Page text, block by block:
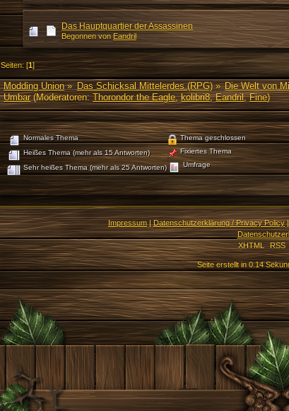
Das Hauptquartier der Assassinen
Begonnen von Eandril
Seiten: [1]
Modding Union» Das Schicksal Mittelerdes (RPG)» Die Welt von
Umbar(Moderatoren:Thorondor the Eagle,kolibri8,Eandril,Fine)
Normales Thema
Heißes Thema (mehr als 15 Antworten)
Sehr heißes Thema (mehr als 25 Antworten)
Thema geschlossen
Fixiertes Thema
Umfrage
Impressum|Datenschutzerklärung / Privacy Policy
XHTML
RSS
Seite erstellt in 0.14